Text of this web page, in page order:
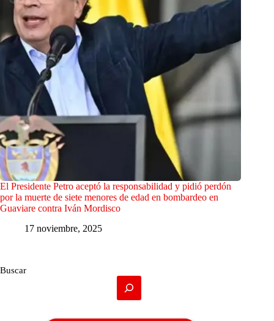
El Presidente Petro aceptó la responsabilidad y pidió perdón
por la muerte de siete menores de edad en bombardeo en
Guaviare contra Iván Mordisco
17 noviembre, 2025
Buscar